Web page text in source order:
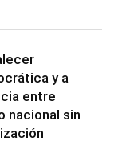
y a
entre
nacional sin